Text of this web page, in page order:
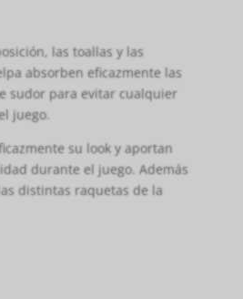
las toallas y las
absorben eficazmente las
sudor para evitar cualquier
juego.
su look y aportan
durante el juego. Además
distintas raquetas de la